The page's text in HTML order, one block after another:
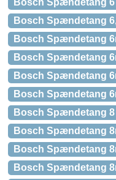
Bosch Spændetang 6
Bosch Spændetang
Bosch Spændetang
Bosch Spændetang
Bosch Spændetang
Bosch Spændetang
Bosch Spændetang 8
Bosch Spændetang
Bosch Spændetang
Bosch Spændetang